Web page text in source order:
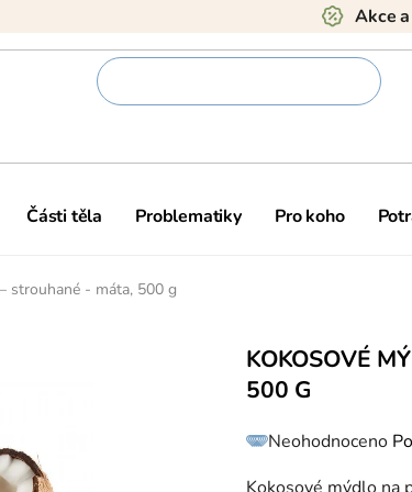
Akce
Části těla Problematiky Pro koho
strouhané - máta, 500 g
KOKOSOVÉ
500 G
Průměrné
hodnocení
0,0
Neohodnoceno